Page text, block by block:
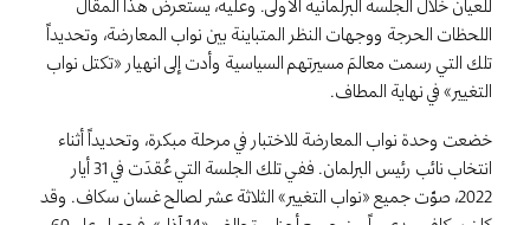
اللحظات الحرجة ووجهات النظر المتباينة بين نواب المعارضة، وتحديداً
تلك التي رسمت معالمَ مسيرتهم السياسية وأدت إلى انهيار «تكتل نواب
التغيير» في نهاية المطاف.
خضعت وحدة نواب المعارضة للاختبار في مرحلة مبكرة، وتحديداً أثناء
انتخاب نائب رئيس البرلمان. ففي تلك الجلسة التي عُقدَت في 31 أيار
2022، صوّت جميع «نواب التغيير» الثلاثة عشر لصالح غسان سكاف. وقد